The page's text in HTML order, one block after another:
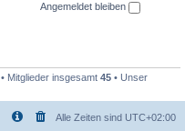
Angemeldet bleiben
• Mitglieder insgesamt 45 • Unser
Alle Zeiten sind UTC+02:00